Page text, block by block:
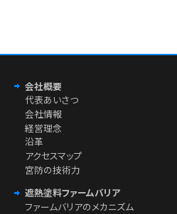
会社概要
代表あいさつ
会社情報
経営理念
沿革
アクセスマップ
宮防の技術力
遮熱塗料ファームバリア
ファームバリアのメカニズム